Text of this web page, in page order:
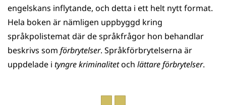
engelskans inflytande, och detta i ett helt nytt format.
Hela boken är nämligen uppbyggd kring
språkpolistemat där de språkfrågor hon behandlar
beskrivs som förbrytelser. Språkförbrytelserna är
uppdelade i tyngre kriminalitetoch lättare förbrytelser.